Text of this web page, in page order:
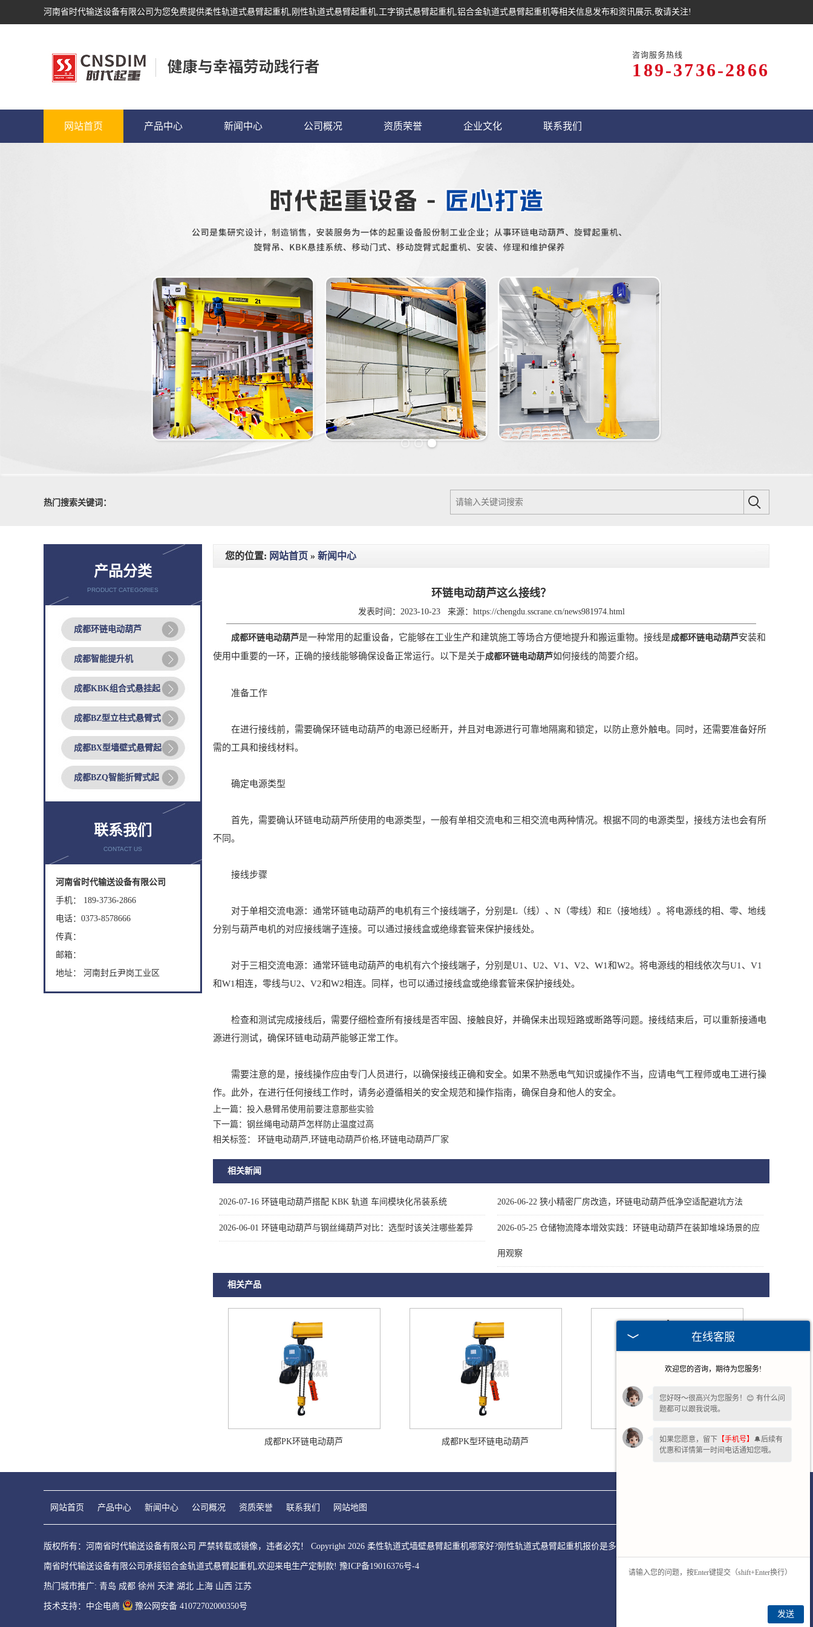
河南省时代输送设备有限公司为您免费提供柔性轨道式悬臂起重机,刚性轨道式悬臂起重机,工字钢式悬臂起重机,铝合金轨道式悬臂起重机等相关信息发布和资讯展示,敬请关注!
咨询服务热线
189-3736-2866
网站首页 产品中心 新闻中心 公司概况 资质荣誉 企业文化 联系我们
热门搜索关键词：
产品分类
PRODUCT CATEGORIES
成都环链电动葫芦
成都智能提升机
成都KBK组合式悬挂起
成都BZ型立柱式悬臂式
成都BX型墙壁式悬臂起
成都BZQ智能折臂式起
联系我们
CONTACT US
河南省时代输送设备有限公司
手机： 189-3736-2866
电话：0373-8578666
传真：
邮箱：
地址： 河南封丘尹岗工业区
您的位置: 网站首页 » 新闻中心
环链电动葫芦这么接线？
发表时间：2023-10-23 来源： https://chengdu.sscrane.cn/news981974.html
成都环链电动葫芦是一种常用的起重设备，它能够在工业生产和建筑施工等场合方便地提升和搬运重物。接线是成都环链电动葫芦安装和
使用中重要的一环，正确的接线能够确保设备正常运行。以下是关于成都环链电动葫芦如何接线的简要介绍。
准备工作
在进行接线前，需要确保环链电动葫芦的电源已经断开，并且对电源进行可靠地隔离和锁定，以防止意外触电。同时，还需要准备好所
需的工具和接线材料。
确定电源类型
首先，需要确认环链电动葫芦所使用的电源类型，一般有单相交流电和三相交流电两种情况。根据不同的电源类型，接线方法也会有所
不同。
接线步骤
对于单相交流电源：通常环链电动葫芦的电机有三个接线端子，分别是L（线）、N（零线）和E（接地线）。将电源线的相、零、地线
分别与葫芦电机的对应接线端子连接。可以通过接线盒或绝缘套管来保护接线处。
对于三相交流电源：通常环链电动葫芦的电机有六个接线端子，分别是U1、U2、V1、V2、W1和W2。将电源线的相线依次与U1、V1
和W1相连，零线与U2、V2和W2相连。同样，也可以通过接线盒或绝缘套管来保护接线处。
检查和测试完成接线后，需要仔细检查所有接线是否牢固、接触良好，并确保未出现短路或断路等问题。接线结束后，可以重新接通电
源进行测试，确保环链电动葫芦能够正常工作。
需要注意的是，接线操作应由专门人员进行，以确保接线正确和安全。如果不熟悉电气知识或操作不当，应请电气工程师或电工进行操
作。此外，在进行任何接线工作时，请务必遵循相关的安全规范和操作指南，确保自身和他人的安全。
上一篇： 投入悬臂吊使用前要注意那些实验
下一篇： 钢丝绳电动葫芦怎样防止温度过高
相关标签： 环链电动葫芦,环链电动葫芦价格,环链电动葫芦厂家
相关新闻
2026-07-16 环链电动葫芦搭配 KBK 轨道 车间模块化吊装系统 2026-06-22 狭小精密厂房改造，环链电动葫芦低净空适配避坑方法
2026-06-01 环链电动葫芦与钢丝绳葫芦对比：选型时该关注哪些差异 2026-05-25 仓储物流降本增效实践：环链电动葫芦在装卸堆垛场景的应
用观察
相关产品
成都PK环链电动葫芦 成都PK型环链电动葫芦 成都小环链电动葫芦
网站首页 产品中心 新闻中心 公司概况 资质荣誉 联系我们 网站地图
版权所有：河南省时代输送设备有限公司 严禁转载或镜像，违者必究！ Copyright 2026 柔性轨道式墙壁悬臂起重机哪家好?刚性轨道式悬臂起重机报价是多少?工工字钢式悬臂起重机质量怎么样?河
南省时代输送设备有限公司承接铝合金轨道式悬臂起重机,欢迎来电生产定制款! 豫ICP备19016376号-4
热门城市推广: 青岛 成都 徐州 天津 湖北 上海 山西 江苏
技术支持：中企电商 豫公网安备 41072702000350号
在线客服
欢迎您的咨询，期待为您服务!
您好呀～很高兴为您服务！😊 有什么问
题都可以跟我说哦。
如果您愿意，留下 【手机号】 🔔后续有
优惠和详情第一时间电话通知您哦。
发送